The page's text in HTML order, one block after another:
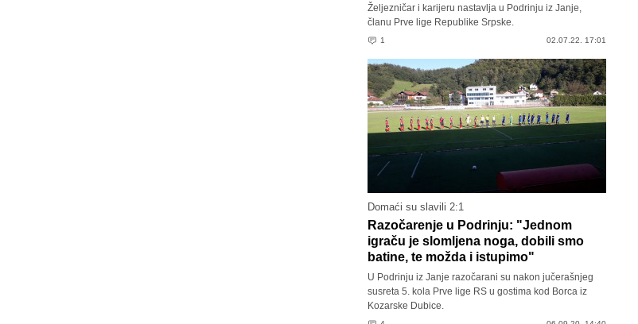
Željezničar i karijeru nastavlja u Podrinju iz Janje,
članu Prve lige Republike Srpske.
1 02.07.22. 17:01
Domaći su slavili 2:1
Razočarenje u Podrinju: "Jednom
igraču je slomljena noga, dobili smo
batine, te možda i istupimo"
U Podrinju iz Janje razočarani su nakon jučerašnjeg
susreta 5. kola Prve lige RS u gostima kod Borca iz
Kozarske Dubice.